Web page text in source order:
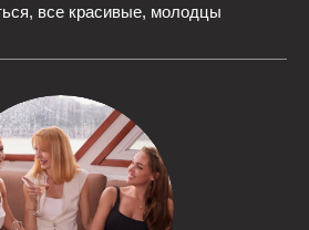
все красивые, молодцы